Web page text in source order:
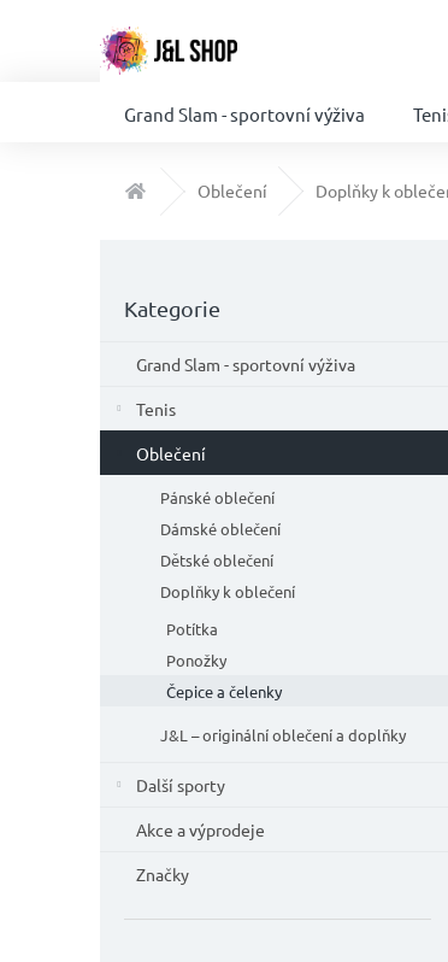
Grand Slam - sportovní výživa
Domů Oblečení Doplňky k
n
kategorie
Kategorie
Grand Slam - sportovní výživa
Tenis
Oblečení
Pánské oblečení
Dámské oblečení
Dětské oblečení
Doplňky k oblečení
Potítka
Ponožky
Čepice a čelenky
J&L – originální oblečení a doplňky
Další sporty
Akce a výprodeje
Značky